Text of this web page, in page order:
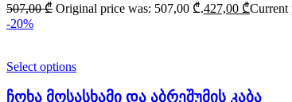
507,00₾ Original price was: 507,00 ₾.427,00 ₾Current
-20%
Select options
ჩოხა მოსასხამი და აბრეშუმის კაბა